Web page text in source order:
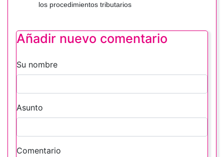
los procedimientos tributarios
Añadir nuevo comentario
Su nombre
Asunto
Comentario